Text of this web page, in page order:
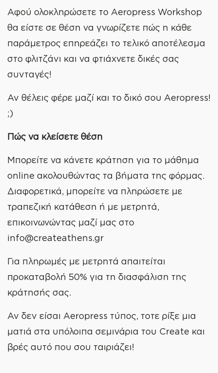
WECREATE
Αφού ολοκληρώσετε το Aeropress Workshop
θα είστε σε θέση να γνωρίζετε πώς η κάθε
παράμετρος επηρεάζει το τελικό αποτέλεσμα
στο φλιτζάνι και να φτιάχνετε δικές σας
συνταγές!
Αν θέλεις φέρε μαζί και το δικό σου Aeropress!
;)
Πώς να κλείσετε θέση
Μπορείτε να κάνετε κράτηση για το μάθημα
online ακολουθώντας τα βήματα της φόρμας.
Διαφορετικά, μπορείτε να πληρώσετε με
τραπεζική κατάθεση ή με μετρητά,
επικοινωνώντας μαζί μας στο
info@createathens.gr
Για πληρωμές με μετρητά απαιτείται
προκαταβολή 50% για τη διασφάλιση της
κράτησής σας.
Αν δεν είσαι Aeropress τύπος, τοτε ρίξε μια
ματιά στα υπόλοιπα σεμινάρια του Create και
βρές αυτό που σου ταιριάζει!